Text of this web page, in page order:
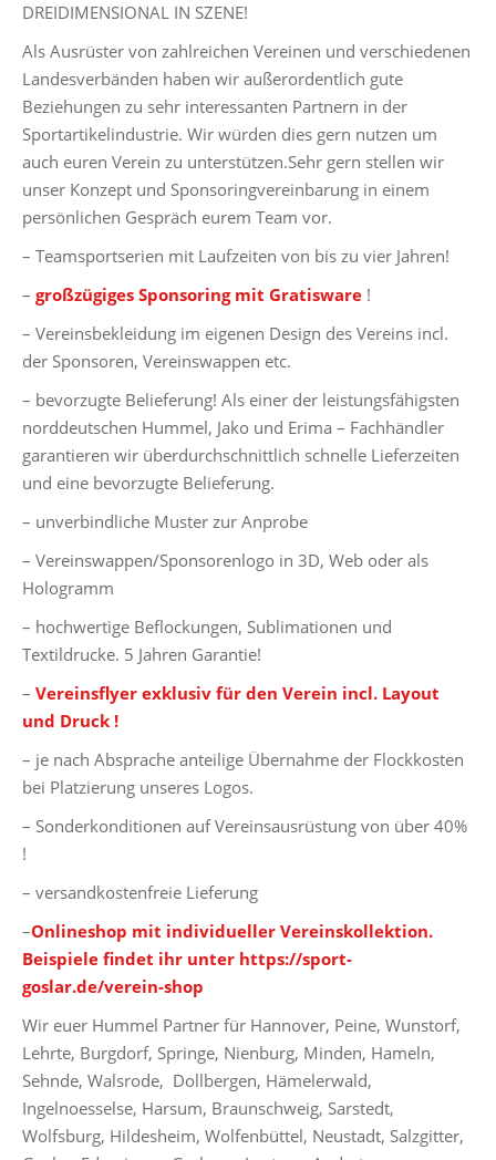
DREIDIMENSIONAL IN SZENE!
Als Ausrüster von zahlreichen Vereinen und verschiedenen
Landesverbänden haben wir außerordentlich gute
Beziehungen zu sehr interessanten Partnern in der
Sportartikelindustrie. Wir würden dies gern nutzen um
auch euren Verein zu unterstützen.Sehr gern stellen wir
unser Konzept und Sponsoringvereinbarung in einem
persönlichen Gespräch eurem Team vor.
– Teamsportserien mit Laufzeiten von bis zu vier Jahren!
– großzügiges Sponsoring mit Gratisware !
– Vereinsbekleidung im eigenen Design des Vereins incl.
der Sponsoren, Vereinswappen etc.
– bevorzugte Belieferung! Als einer der leistungsfähigsten
norddeutschen Hummel, Jako und Erima – Fachhändler
garantieren wir überdurchschnittlich schnelle Lieferzeiten
und eine bevorzugte Belieferung.
– unverbindliche Muster zur Anprobe
– Vereinswappen/Sponsorenlogo in 3D, Web oder als
Hologramm
– hochwertige Beflockungen, Sublimationen und
Textildrucke. 5 Jahren Garantie!
– Vereinsflyer exklusiv für den Verein incl. Layout
und Druck !
– je nach Absprache anteilige Übernahme der Flockkosten
bei Platzierung unseres Logos.
– Sonderkonditionen auf Vereinsausrüstung von über 40%
!
– versandkostenfreie Lieferung
–Onlineshop mit individueller Vereinskollektion.
Beispiele findet ihr unter https://sport-
goslar.de/verein-shop
Wir euer Hummel Partner für Hannover, Peine, Wunstorf,
Lehrte, Burgdorf, Springe, Nienburg, Minden, Hameln,
Sehnde, Walsrode, Dollbergen, Hämelerwald,
Ingelnoesselse, Harsum, Braunschweig, Sarstedt,
Wolfsburg, Hildesheim, Wolfenbüttel, Neustadt, Salzgitter,